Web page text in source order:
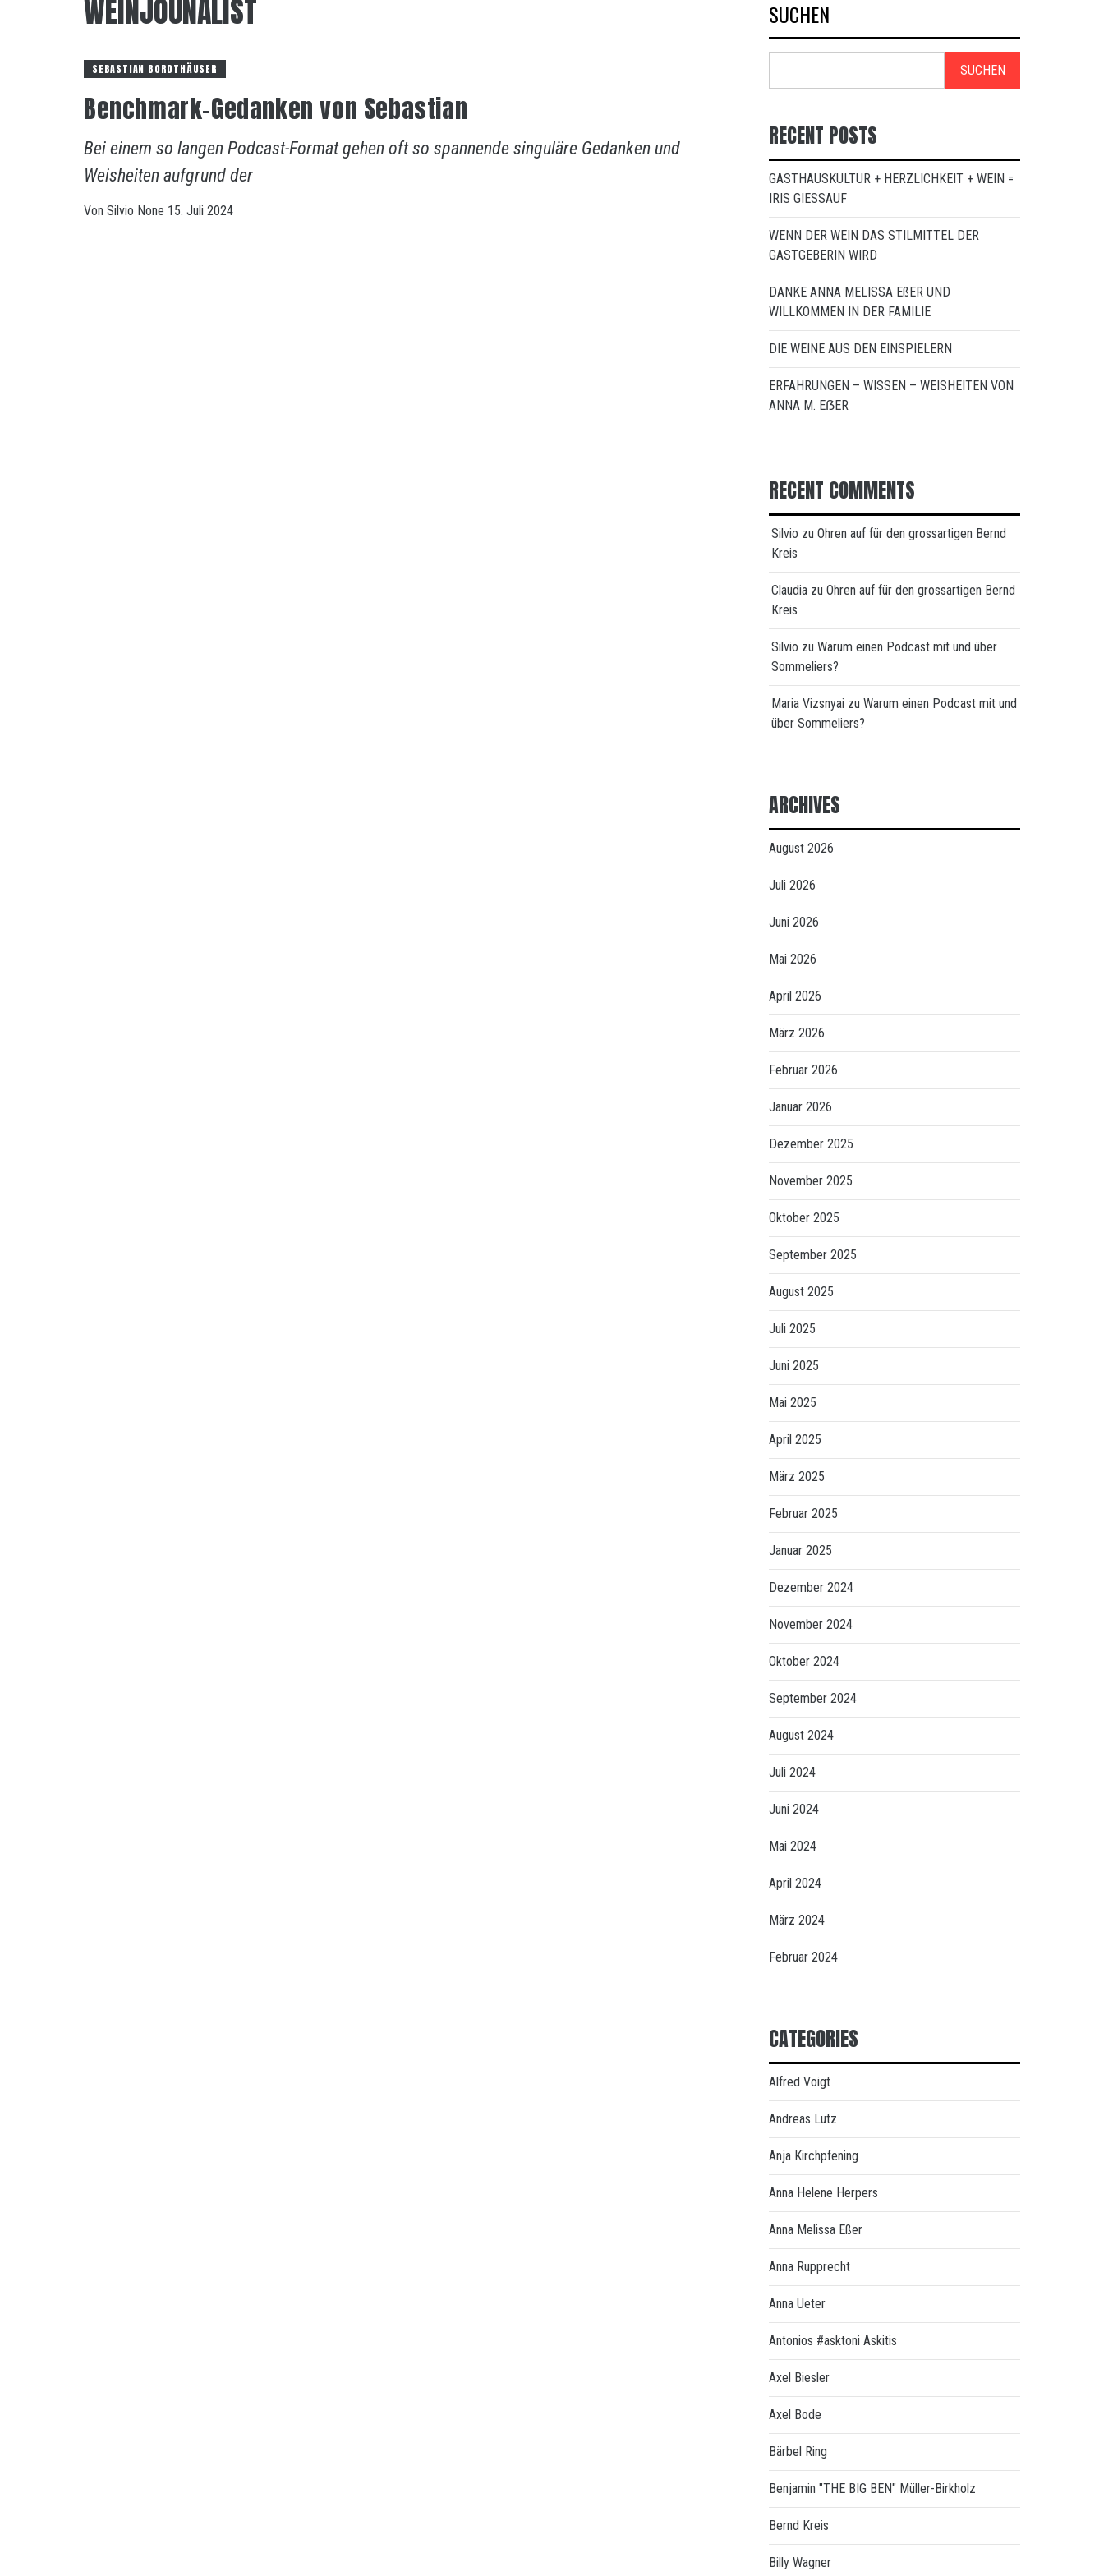
WEINJOUNALIST
SEBASTIAN BORDTHÄUSER
Benchmark-Gedanken von Sebastian
Bei einem so langen Podcast-Format gehen oft so spannende singuläre Gedanken und
Weisheiten aufgrund der
Von Silvio None 15. Juli 2024
SUCHEN
SUCHEN
RECENT POSTS
GASTHAUSKULTUR + HERZLICHKEIT + WEIN =
IRIS GIESSAUF
WENN DER WEIN DAS STILMITTEL DER
GASTGEBERIN WIRD
DANKE ANNA MELISSA EßER UND
WILLKOMMEN IN DER FAMILIE
DIE WEINE AUS DEN EINSPIELERN
ERFAHRUNGEN – WISSEN – WEISHEITEN VON
ANNA M. EẞER
RECENT COMMENTS
Silvio zu Ohren auf für den grossartigen Bernd
Kreis
Claudia zu Ohren auf für den grossartigen Bernd
Kreis
Silvio zu Warum einen Podcast mit und über
Sommeliers?
Maria Vizsnyai zu Warum einen Podcast mit und
über Sommeliers?
ARCHIVES
August 2026
Juli 2026
Juni 2026
Mai 2026
April 2026
März 2026
Februar 2026
Januar 2026
Dezember 2025
November 2025
Oktober 2025
September 2025
August 2025
Juli 2025
Juni 2025
Mai 2025
April 2025
März 2025
Februar 2025
Januar 2025
Dezember 2024
November 2024
Oktober 2024
September 2024
August 2024
Juli 2024
Juni 2024
Mai 2024
April 2024
März 2024
Februar 2024
CATEGORIES
Alfred Voigt
Andreas Lutz
Anja Kirchpfening
Anna Helene Herpers
Anna Melissa Eßer
Anna Rupprecht
Anna Ueter
Antonios #asktoni Askitis
Axel Biesler
Axel Bode
Bärbel Ring
Benjamin "THE BIG BEN" Müller-Birkholz
Bernd Kreis
Billy Wagner